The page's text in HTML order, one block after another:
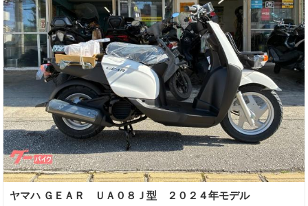
ヤマハ ＧＥＡＲ ＵＡ０８Ｊ型 ２０２４年モデル